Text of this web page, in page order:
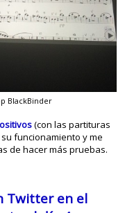
BlackBinder
(con las partituras
funcionamiento y me
de hacer más pruebas.
Twitter en el